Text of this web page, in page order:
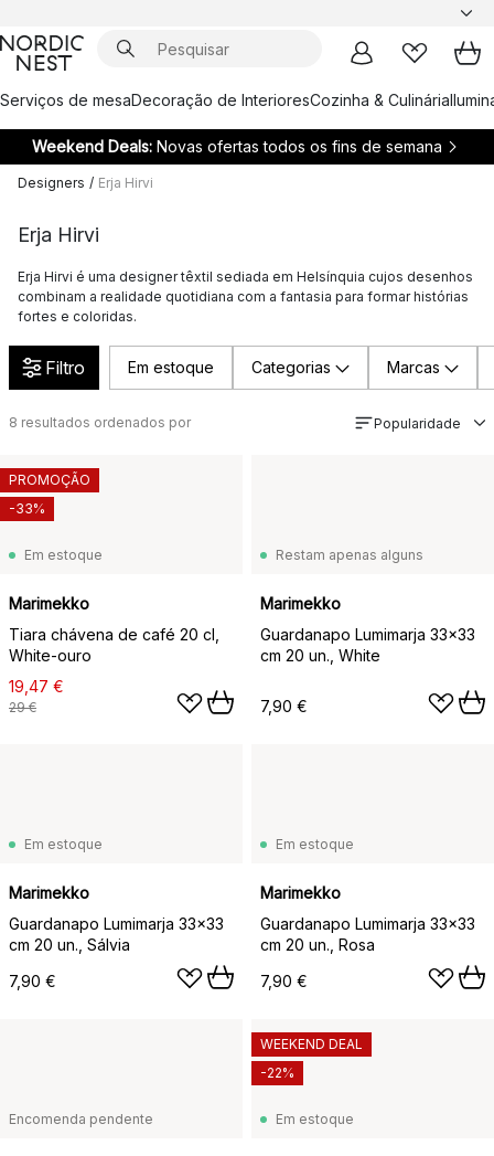
Serviços de mesaDecoração de InterioresCozinha & Culinária
Weekend Deals: Novas ofertas todos os fins de semana
Designers / Erja Hirvi
Erja Hirvi
Erja Hirvi é uma designer têxtil sediada em Helsínquia cujos desenhos
combinam a realidade quotidiana com a fantasia para formar histórias
fortes e coloridas.
Filtro Em estoque Categorias Marcas
8 resultados ordenados por Popularidade
Em estoque
Marimekko
Tiara chávena de café 20 cl,
White-ouro
19,47 €
29 €
PROMOÇÃO
-33%
Restam apenas alguns
Marimekko
Guardanapo Lumimarja 33x33
cm 20 un., White
7,90 €
Em estoque
Marimekko
Guardanapo Lumimarja 33x33
cm 20 un., Sálvia
7,90 €
Em estoque
Marimekko
Guardanapo Lumimarja 33x33
cm 20 un., Rosa
7,90 €
Encomenda pendente Em estoque
WEEKEND DEAL
-22%